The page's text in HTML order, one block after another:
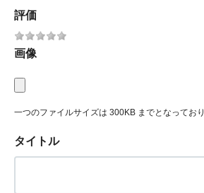
評価
画像
一つのファイルサイズは 300KB までとなっており
タイトル